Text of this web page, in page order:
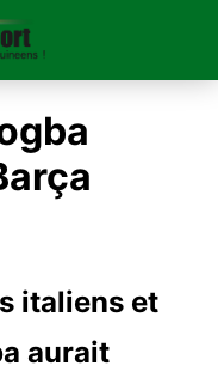
italiens et
aurait